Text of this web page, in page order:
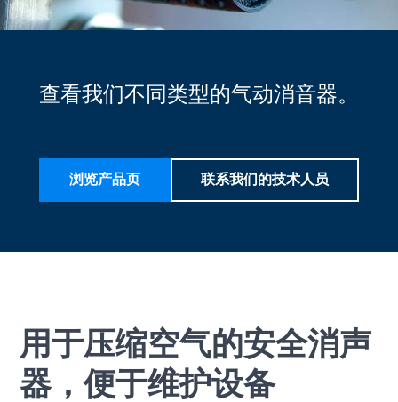
查看我们不同类型的气动消音器。
浏览产品页 联系我们的技术人员
用于压缩空气的安全消声
器，便于维护设备